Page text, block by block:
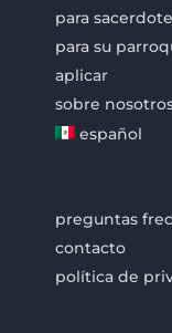
para
para su
aplicar
sobre
español
preguntas
contacto
política de